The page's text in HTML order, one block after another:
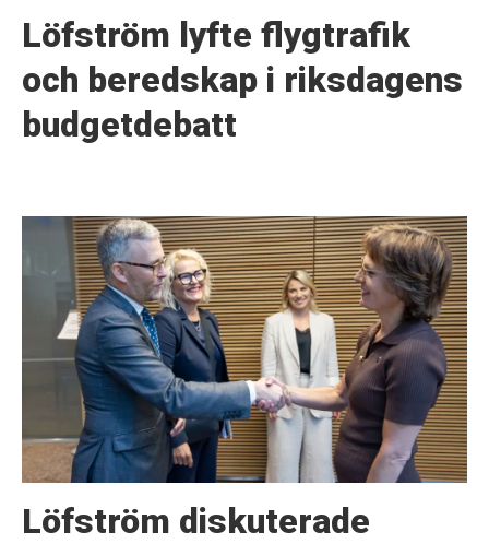
Löfström lyfte flygtrafik
och beredskap i riksdagens
budgetdebatt
Löfström diskuterade